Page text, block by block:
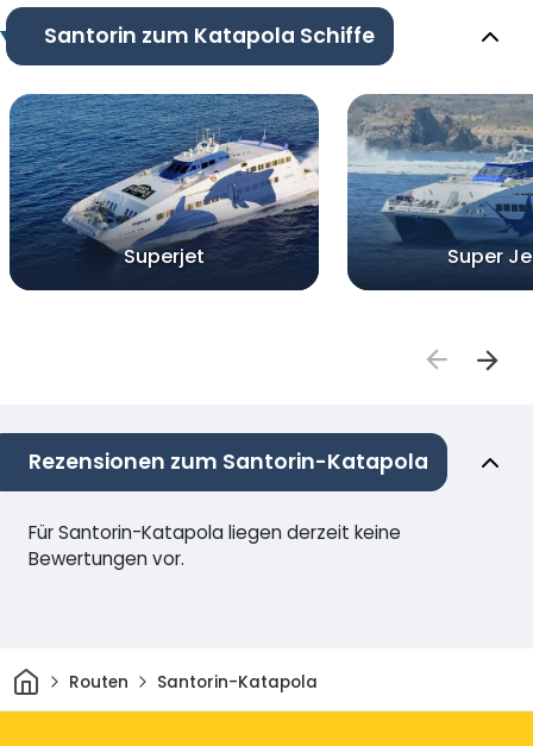
Santorin zum Katapola Schiffe
Superjet Super
Rezensionen zum Santorin-Katapola
Für Santorin-Katapola liegen derzeit keine
Bewertungen vor.
HeimRouten Santorin-Katapola